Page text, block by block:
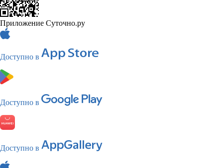
Приложение Суточно.ру
Доступно в
Доступно в
Доступно в